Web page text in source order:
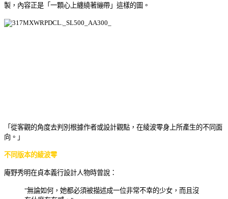
製，內容正是「一顆心上纏繞著繃帶」這樣的圖。
「從客觀的角度去判別根據作者或設計觀點，在綾波零身上所產生的不同面
向。」
不同版本的綾波零
庵野秀明在貞本義行設計人物時曾說：
"無論如何，她都必須被描述成一位非常不幸的少女，而且沒